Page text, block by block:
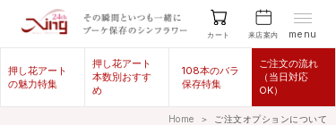
カート 来店案内 menu
押し花アート
の魅力特集
押し花アート
本数別おすす
め
108本のバラ
保存特集
ご注文の流れ
（当日対応
OK）
Home ＞ ご注文オプションについて